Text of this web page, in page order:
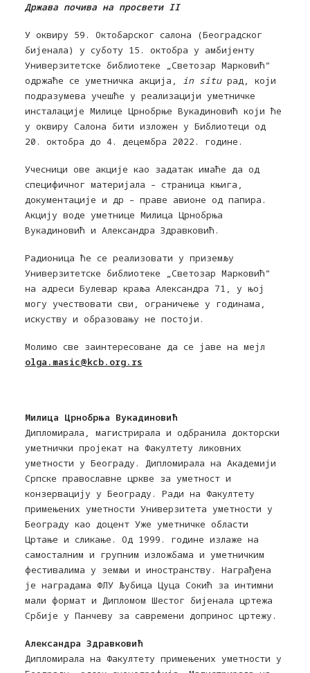
Држава почива на просвети II
У оквиру 59. Октобарског салона (Београдског
бијенала) у суботу 15. октобра у амбијенту
Универзитетске библиотеке „Светозар Марковић“
одржаће се уметничка акција,
in situрад, који
подразумева учешће у реализацији уметничке
инсталације Милице Црнобрње Вукадиновић који ће
у оквиру Салона бити изложен у Библиотеци од
20. октобра до 4. децембра 2022. године.
Учесници ове акције као задатак имаће да од
специфичног материјала – страница књига,
документације и др – праве авионе од папира.
Акцију воде уметнице Милица Црнобрња
Вукадиновић и Александра Здравковић.
Радионица ће се реализовати у приземљу
Универзитетске библиотеке „Светозар Марковић“
на адреси Булевар краља Александра 71, у њој
могу учествовати сви, ограничење у годинама,
искуству и образовању не постоји.
Молимо све заинтересоване да се јаве на мејл
olga.masic@kcb.org.rs
Милица Црнобрња Вукадиновић
Дипломирала, магистрирала и одбранила докторски
уметнички пројекат на Факултету ликовних
уметности у Београду. Дипломирала на Академији
Српске православне цркве за уметност и
конзервацију у Београду. Ради на Факултету
примењених уметности Универзитета уметности у
Београду као доцент Уже уметничке области
Цртање и сликање. Од 1999. године излаже на
самосталним и групним изложбама и уметничким
фестивалима у земљи и иностранству. Награђена
је наградама ФЛУ Љубица Цуца Сокић за интимни
мали формат и Дипломом Шестог бијенала цртежа
Србије у Панчеву за савремени допринос цртежу.
Александра Здравковић
Дипломирала на Факултету примењених уметности у